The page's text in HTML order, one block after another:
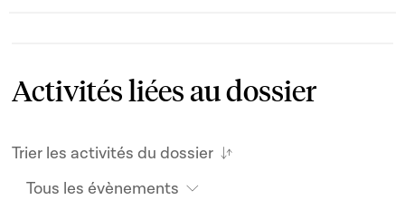
Activités liées au dossier
Trier les activités du dossier
Tous les évènements